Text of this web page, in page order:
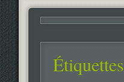
Étiquettes